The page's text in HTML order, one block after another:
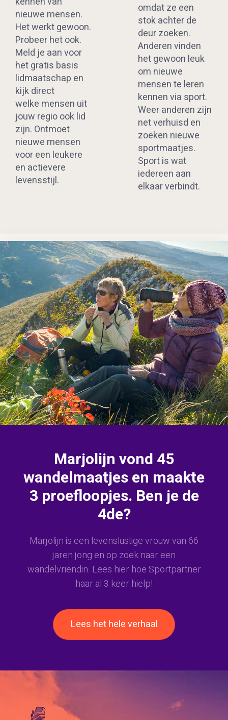
nieuwe mensen.
Het werkt gewoon.
Probeer het ook.
Meld je aan voor
het gratis basis
lidmaatschap en
kijk direct
welke mensen uit
jouw regio ook lid
zijn. Ontmoet
nieuwe mensen
voor een leukere
en actievere
levensstijl.
omdat ze een
stok achter de
deur zoeken.
Anderen vinden
het gewoon leuk
om nieuwe
mensen te leren
kennen via sport.
Weer anderen zijn
net verhuisd en
zoeken nieuwe
sportmaatjes.
Sport is wat
iedereen aan
elkaar verbindt.
Marjolijn vond 45
wandelmaatjes en maakte
3 proefloopjes. Ben je de
4de?
Marjolijn is een levenslustige vrouw van 66
jaren jong en op zoek naar een
wandelvriendin. Lees hier hoe Sportpartner
haar al 3 keer hielp!
Lees het hele verhaal